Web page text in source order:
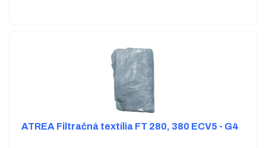
ATREA Filtračná textília FT 280, 380 ECV5 - G4